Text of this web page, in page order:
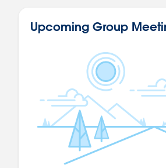
Upcoming Group